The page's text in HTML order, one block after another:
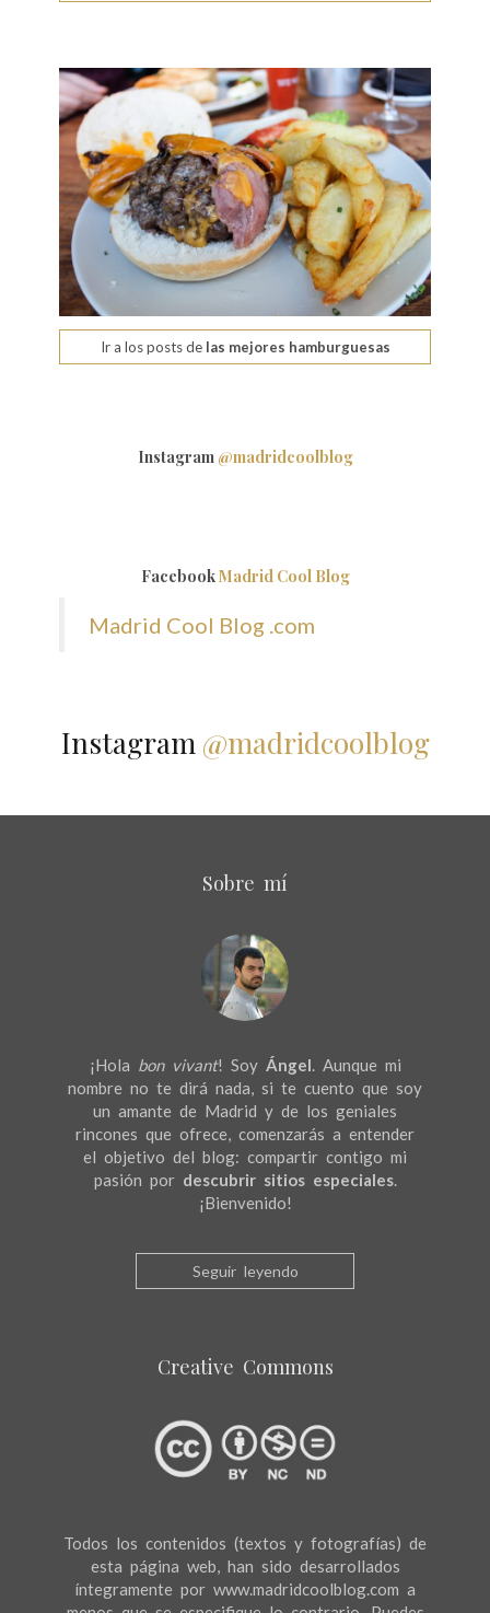
Ir a los posts delas mejores hamburguesas
Instagram @madridcoolblog
FacebookMadrid Cool Blog
Madrid Cool Blog .com
Instagram @madridcoolblog
Sobre mí
¡Hola bon vivant! Soy Ángel. Aunque mi
nombre no te dirá nada, si te cuento que soy
un amante de Madrid y de los geniales
rincones que ofrece, comenzarás a entender
el objetivo del blog: compartir contigo mi
pasión por descubrir sitios especiales.
¡Bienvenido!
Seguir leyendo
Creative Commons
Todos los contenidos (textos y fotografías) de
esta página web, han sido desarrollados
íntegramente por www.madridcoolblog.com a